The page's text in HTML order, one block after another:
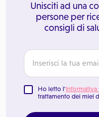
Unisciti ad una
persone per
consigli di
Ho letto l'Informativa
trattamento dei miei